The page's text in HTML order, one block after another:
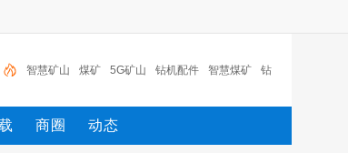
智慧矿山 煤矿 5G矿山 钻机配件 智慧煤矿 钻
支护 劳保用品 风门 传感器
商圈 动态